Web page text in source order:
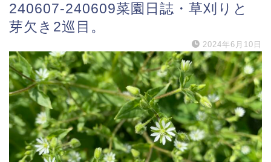
240607-240609菜園日誌・草刈りと
芽欠き2巡目。
2024年6月10日